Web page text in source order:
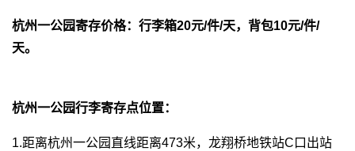
杭州一公园寄存价格：行李箱20元/件/天，背包10元/件/
天。
杭州一公园行李寄存点位置：
1.距离杭州一公园直线距离473米，龙翔桥地铁站C口出站